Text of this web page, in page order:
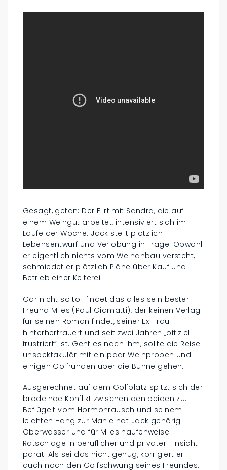
Gesagt, getan: Der Flirt mit Sandra, die auf
einem Weingut arbeitet, intensiviert sich im
Laufe der Woche. Jack stellt plötzlich
Lebensentwurf und Verlobung in Frage. Obwohl
er eigentlich nichts vom Weinanbau versteht,
schmiedet er plötzlich Pläne über Kauf und
Betrieb einer Kelterei.
Gar nicht so toll findet das alles sein bester
Freund Miles (Paul Giamatti), der keinen Verlag
für seinen Roman findet, seiner Ex-Frau
hinterhertrauert und seit zwei Jahren „offiziell
frustriert“ ist. Geht es nach ihm, sollte die Reise
unspektakulär mit ein paar Weinproben und
einigen Golfrunden über die Bühne gehen.
Ausgerechnet auf dem Golfplatz spitzt sich der
brodelnde Konflikt zwischen den beiden zu.
Beflügelt vom Hormonrausch und seinem
leichten Hang zur Manie hat Jack gehörig
Oberwasser und für Miles haufenweise
Ratschläge in beruflicher und privater Hinsicht
parat. Als sei das nicht genug, korrigiert er
auch noch den Golfschwung seines Freundes.